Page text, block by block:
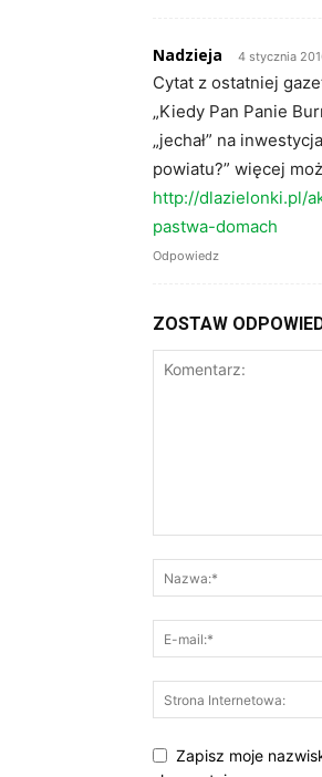
Nadzieja 4 stycznia
Cytat z ostatniej
„Kiedy Pan Panie
„jechał” na
powiatu?” więcej
http://dlazielonki.pl/
pastwa-domach
Odpowiedz
ZOSTAW
Zapisz moje